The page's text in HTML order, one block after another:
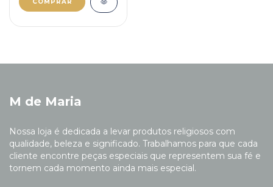
M de Maria
Nossa loja é dedicada a levar produtos religiosos com
qualidade, beleza e significado. Trabalhamos para que cada
cliente encontre peças especiais que representem sua fé e
tornem cada momento ainda mais especial.